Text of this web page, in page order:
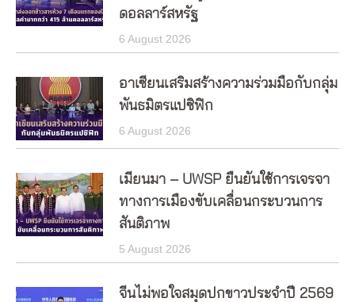
ดอลลาร์สหรัฐ
6 August 2026
อาเซียนเสริมสร้างความร่วมมือกับกลุ่ม
พันธมิตรแปซิฟิก
6 August 2026
เมียนมา – UWSP ยืนยันใช้การเจรจา
ทางการเมืองขับเคลื่อนกระบวนการ
สันติภาพ
5 August 2026
จีนไม่พอใจสมุดปกขาวประจำปี 2569